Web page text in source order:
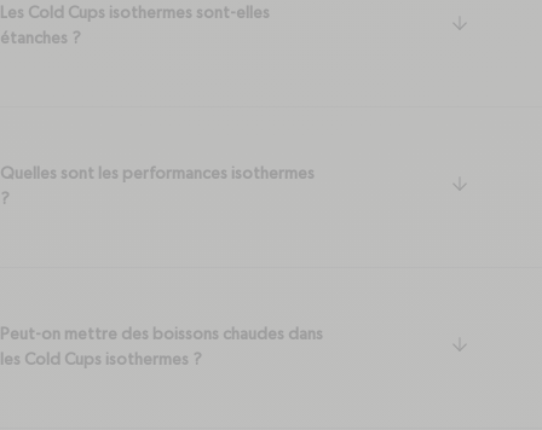
Les Cold Cups isothermes sont-elles
étanches ?
Quelles sont les performances isothermes
?
Peut-on mettre des boissons chaudes dans
les Cold Cups isothermes ?